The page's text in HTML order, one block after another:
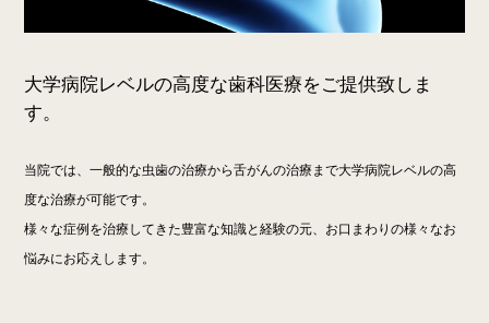
大学病院レベルの高度な歯科医療をご提供致しま
す。
当院では、一般的な虫歯の治療から舌がんの治療まで大学病院レベルの高
度な治療が可能です。
様々な症例を治療してきた豊富な知識と経験の元、お口まわりの様々なお
悩みにお応えします。